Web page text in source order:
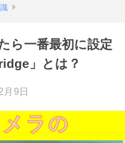
ら一番最初に設定
」とは？
月9日